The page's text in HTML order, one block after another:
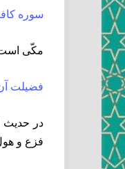
سوره
مكّى است
فضيلت
در حديث
فزع و